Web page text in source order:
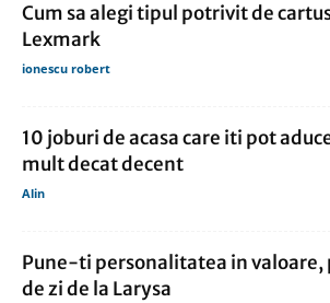
Cum sa alegi tipul potrivit de
Lexmark
ionescu robert
10 joburi de acasa care iti pot
mult decat decent
Alin
Pune-ti personalitatea in valoare,
de zi de la Larysa